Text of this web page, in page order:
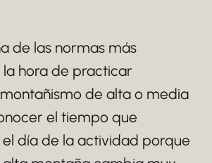
de las normas más
hora de practicar
de alta o media
el tiempo que
día de la actividad porque